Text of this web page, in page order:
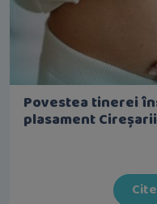
Povestea tinerei
plasament